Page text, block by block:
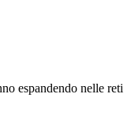
espandendo nelle reti